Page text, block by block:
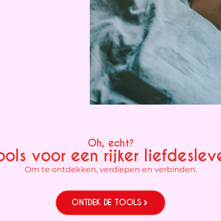
Oh, echt?
voor een rijker
Om te ontdekken, verdiepen en verbinden.
ONTDEK DE TOOLS